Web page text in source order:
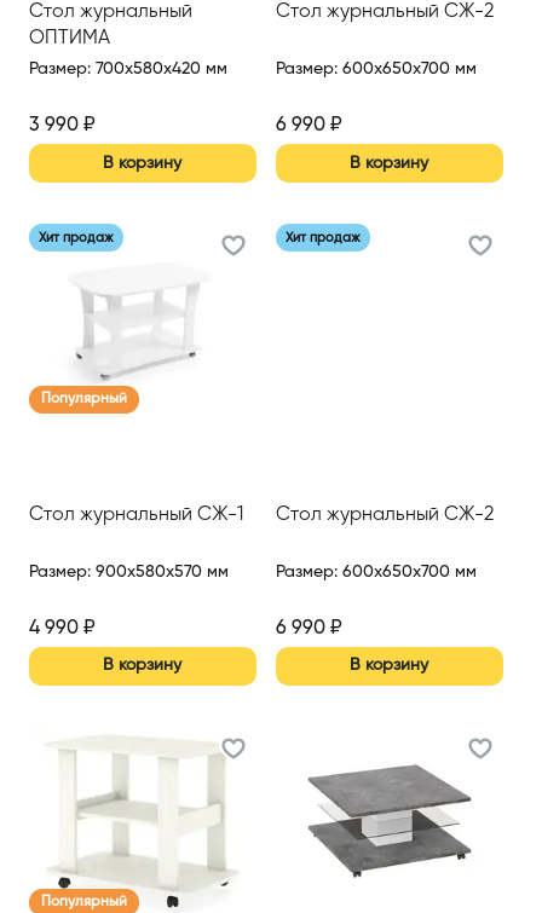
Стол журнальный
ОПТИМА
Размер: 700x580x420 мм
3 990 ₽
В корзину
Стол журнальный СЖ-2
Размер: 600x650x700 мм
6 990₽
В корзину
Хит продаж
Популярный
Стол журнальный СЖ-1
Размер: 900x580x570 мм
4 990 ₽
В корзину
Хит продаж
Стол журнальный СЖ-2
Размер: 600x650x700 мм
6 990₽
В корзину
Популярный